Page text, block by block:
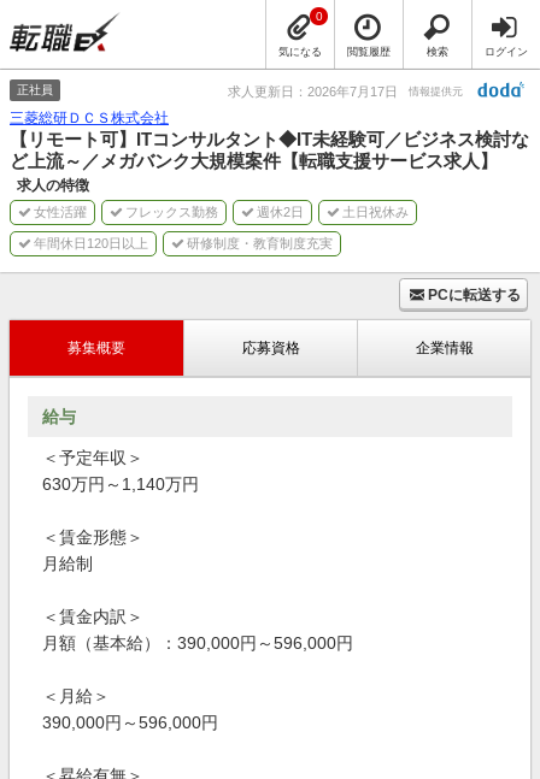
気になる
0
閲覧履歴 検索 ログイン
正社員 求人更新日：2026年7月17日 情報提供元
三菱総研ＤＣＳ株式会社
【リモート可】ITコンサルタント◆IT未経験可／ビジネス検討な
ど上流～／メガバンク大規模案件【転職支援サービス求人】
求人の特徴
女性活躍 フレックス勤務 週休2日 土日祝休み
年間休日120日以上 研修制度・教育制度充実
PCに転送する
募集概要 応募資格 企業情報
給与
＜予定年収＞
630万円～1,140万円
＜賃金形態＞
月給制
＜賃金内訳＞
月額（基本給）：390,000円～596,000円
＜月給＞
390,000円～596,000円